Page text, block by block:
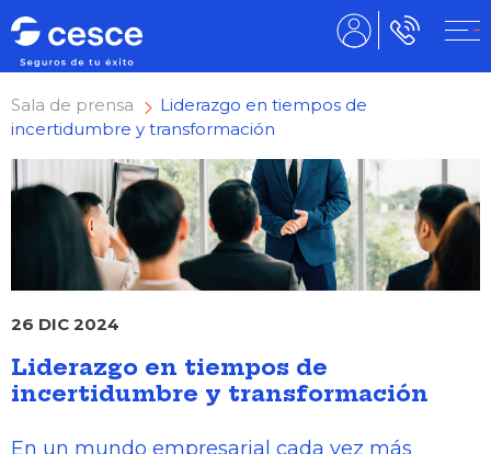
Sala de prensa
Liderazgo en tiempos de
incertidumbre y transformación
26 DIC 2024
Liderazgo en tiempos de
incertidumbre y transformación
En un mundo empresarial cada vez más